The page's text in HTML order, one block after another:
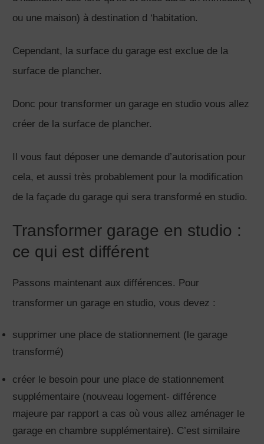
ou une maison) à destination d ‘habitation.
Cependant, la surface du garage est exclue de la
surface de plancher.
Donc pour transformer un garage en studio vous allez
créer de la surface de plancher.
Il vous faut déposer une demande d’autorisation pour
cela, et aussi très probablement pour la modification
de la façade du garage qui sera transformé en studio.
Transformer garage en studio :
ce qui est différent
Passons maintenant aux différences. Pour
transformer un garage en studio, vous devez :
supprimer une place de stationnement (le garage
transformé)
créer le besoin pour une place de stationnement
supplémentaire (nouveau logement- différence
majeure par rapport a cas où vous allez aménager le
garage en chambre supplémentaire). C’est similaire